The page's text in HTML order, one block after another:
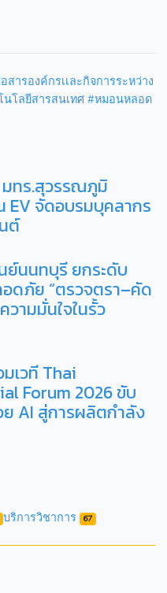
สารองค์กรเเละกิจการระหว่าง
โลยีสารสนเทศ #หมอนหลอด
ทร.สุวรรณภูมิ
จัดอบรมบุคลากร
ต์
นนทบุรี ยกระดับ
ดภัย “ตรวจตรา–คัด
วามมั่นใจในรั้ว
เวที Thai
Forum 2026 ขับ
AI สู่การผลิตกำลัง
บริการวิชาการ 67